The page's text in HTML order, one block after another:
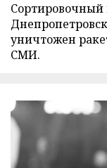
Сортировочный
уничтожен
СМИ.